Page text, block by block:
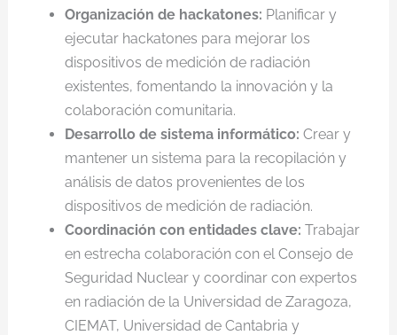
Organización de hackatones: Planificar y
ejecutar hackatones para mejorar los
dispositivos de medición de radiación
existentes, fomentando la innovación y la
colaboración comunitaria.
Desarrollo de sistema informático: Crear y
mantener un sistema para la recopilación y
análisis de datos provenientes de los
dispositivos de medición de radiación.
Coordinación con entidades clave: Trabajar
en estrecha colaboración con el Consejo de
Seguridad Nuclear y coordinar con expertos
en radiación de la Universidad de Zaragoza,
CIEMAT, Universidad de Cantabria y